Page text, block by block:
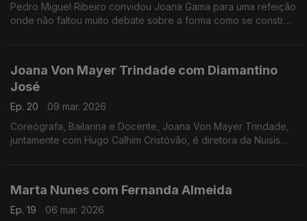
Pedro Miguel Ribeiro convidou Joana Gama para uma refeição
onde não faltou muito debate sobre a forma como se constrói
Joana Von Mayer Trindade com Diamantino
José
Ep. 20
09 mar. 2026
Coreógrafa, Bailarina e Docente, Joana Von Mayer Trindade,
juntamente com Hugo Calhim Cristóvão, é diretora da Nuisis
Marta Nunes com Fernanda Almeida
Ep. 19
06 mar. 2026